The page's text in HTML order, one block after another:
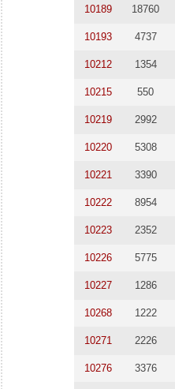
10189 18760
10193 4737
10212 1354
10215 550
10219 2992
10220 5308
10221 3390
10222 8954
10223 2352
10226 5775
10227 1286
10268 1222
10271 2226
10276 3376